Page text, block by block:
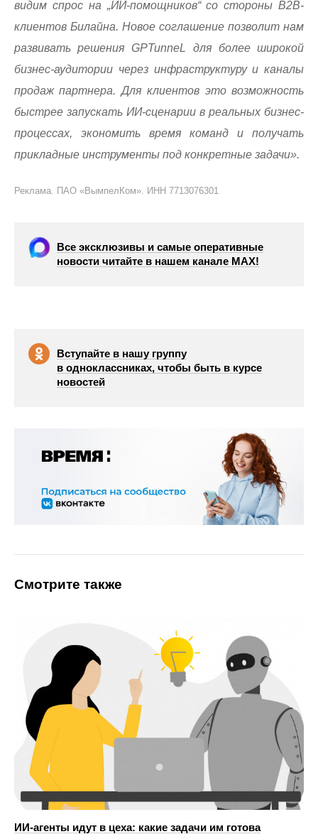
видим спрос на „ИИ-помощников“ со стороны B2B-
клиентов Билайна. Новое соглашение позволит нам
развивать решения GPTunneL для более широкой
бизнес-аудитории через инфраструктуру и каналы
продаж партнера. Для клиентов это возможность
быстрее запускать ИИ-сценарии в реальных бизнес-
процессах, экономить время команд и получать
прикладные инструменты под конкретные задачи».
Реклама. ПАО «ВымпелКом». ИНН 7713076301
Все эксклюзивы и самые оперативные
новости читайте в нашем канале МАХ!
Вступайте в нашу группу
в одноклассниках, чтобы быть в курсе
новостей
Смотрите также
ИИ-агенты идут в цеха: какие задачи им готова